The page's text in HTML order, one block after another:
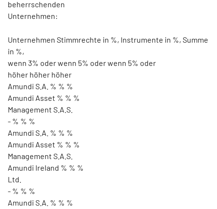
beherrschenden
Unternehmen:
Unternehmen Stimmrechte in %, Instrumente in %, Summe
in %,
wenn 3% oder wenn 5% oder wenn 5% oder
höher höher höher
Amundi S.A. % % %
Amundi Asset % % %
Management S.A.S.
- % % %
Amundi S.A. % % %
Amundi Asset % % %
Management S.A.S.
Amundi Ireland % % %
Ltd.
- % % %
Amundi S.A. % % %